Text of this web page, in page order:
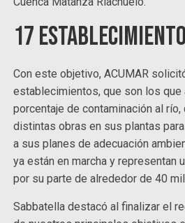
17
Con este objetivo, ACUMAR
establecimientos, que son los que
porcentaje de contaminación al río,
distintas obras en sus plantas
a sus planes de adecuación
ya están en marcha y representan
por su parte de alrededor de 40
Sabbatella destacó al finalizar el